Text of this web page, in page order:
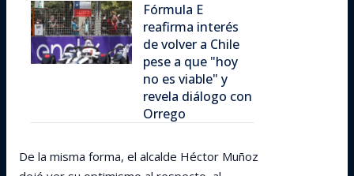
Fórmula E
reafirma interés
de volver a Chile
pese a que "hoy
no es viable" y
revela diálogo con
Orrego
De la misma forma, el alcalde Héctor Muñoz